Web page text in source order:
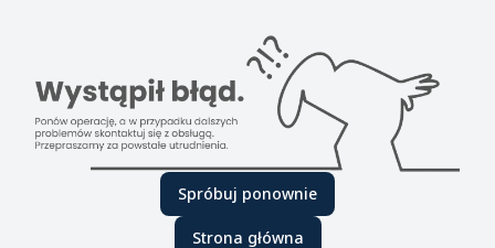
Spróbuj ponownie
Strona główna